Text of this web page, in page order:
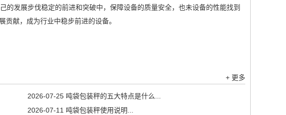
发展步伐稳定的前进和突破中，保障设备的质量安全，也未设备的性能找到
献，成为行业中稳步前进的设备。
+ 更多
2026-07-25 吨袋包装秤的五大特点是什么...
2026-07-11 吨袋包装秤使用说明...